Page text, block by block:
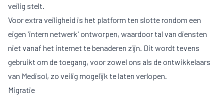
veilig stelt.
Voor extra veiligheid is het platform ten slotte rondom een
eigen 'intern netwerk' ontworpen, waardoor tal van diensten
niet vanaf het internet te benaderen zijn. Dit wordt tevens
gebruikt om de toegang, voor zowel ons als de ontwikkelaars
van Medisol, zo veilig mogelijk te laten verlopen.
Migratie